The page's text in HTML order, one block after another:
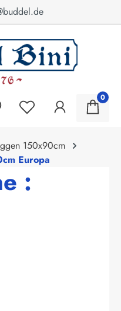
0
150x90cm
Europa
: